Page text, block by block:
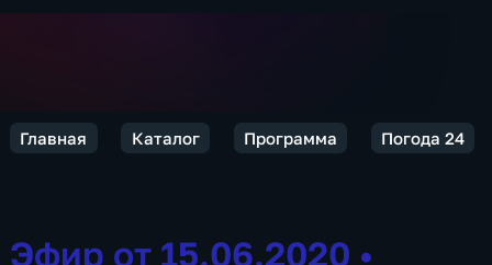
Главная Каталог Программа Погода 24
Эфир от 15.06.2020 •